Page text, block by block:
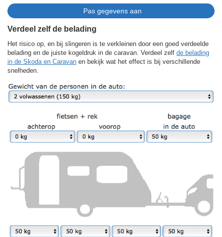
Verdeel zelf de belading
Het risico op, en bij slingeren is te verkleinen door een goed verdeelde
belading en de juiste kogeldruk in de caravan. Verdeel zelf de belading
in de Skoda en Caravan en bekijk wat het effect is bij verschillende
snelheden.